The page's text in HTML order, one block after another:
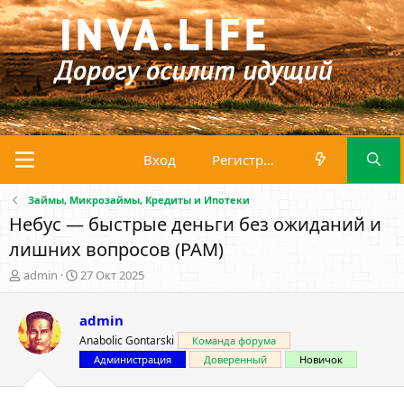
Вход Регистрация
Займы, Микрозаймы, Кредиты и Ипотеки
Небус — быстрые деньги без ожиданий и
лишних вопросов (PAM)
А
в
о
р
т
м
admin
Д
а
а
н
а
ч
а
27 Окт 2025
admin
Anabolic Gontarski
Команда форума
Администрация
Доверенный Новичок